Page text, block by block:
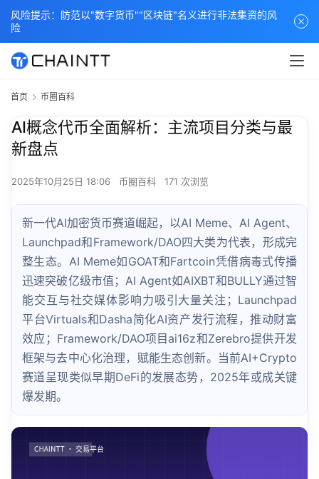
首页 币圈百科
AI概念代币全面解析：主流项目分类与最
新盘点
2025年10月25日 18:06 币圈百科 171 次浏览
新一代AI加密货币赛道崛起，以AI Meme、AI Agent、
Launchpad和Framework/DAO四大类为代表，形成完
整生态。AI Meme如GOAT和Fartcoin凭借病毒式传播
迅速突破亿级市值；AI Agent如AIXBT和BULLY通过智
能交互与社交媒体影响力吸引大量关注；Launchpad
平台Virtuals和Dasha简化AI资产发行流程，推动财富
效应；Framework/DAO项目ai16z和Zerebro提供开发
框架与去中心化治理，赋能生态创新。当前AI+Crypto
赛道呈现类似早期DeFi的发展态势，2025年或成关键
爆发期。
风险提示：防范以"数字货币""区块链"名义进行非法集资的风
险